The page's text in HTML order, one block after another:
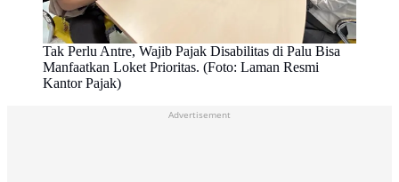
Tak Perlu Antre, Wajib Pajak Disabilitas di Palu Bisa
Manfaatkan Loket Prioritas. (Foto: Laman Resmi
Kantor Pajak)
Advertisement